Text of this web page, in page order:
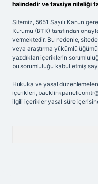
halindedir ve tavsiye niteliği
Sitemiz, 5651 Sayılı Kanun
Kurumu (BTK) tarafından
vermektedir. Bu nedenle,
veya araştırma
yazdıkları içeriklerin
bu sorumluluğu kabul etmiş
Hukuka ve yasal
içerikleri,
ilgili içerikler yasal süre